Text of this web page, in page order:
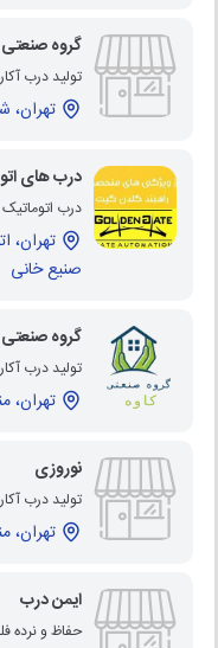
گروه صنعتی
تولید درب
تهران،
درب های
درب اتوماتیک
تهران،
صنیع خانی
گروه صنعتی
تولید درب
تهران، منطقه
نوروزی
تولید درب
تهران، منطقه 12، محله
ایمن درب
حفاظ و نرده